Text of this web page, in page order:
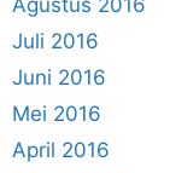
Agustus 2016
Juli 2016
Juni 2016
Mei 2016
April 2016